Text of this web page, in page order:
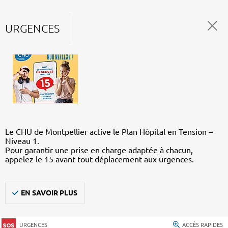
URGENCES
Le CHU de Montpellier active le Plan Hôpital en Tension –
Niveau 1.
Pour garantir une prise en charge adaptée à chacun,
appelez le 15 avant tout déplacement aux urgences.
EN SAVOIR PLUS
URGENCES ACCÈS RAPIDES